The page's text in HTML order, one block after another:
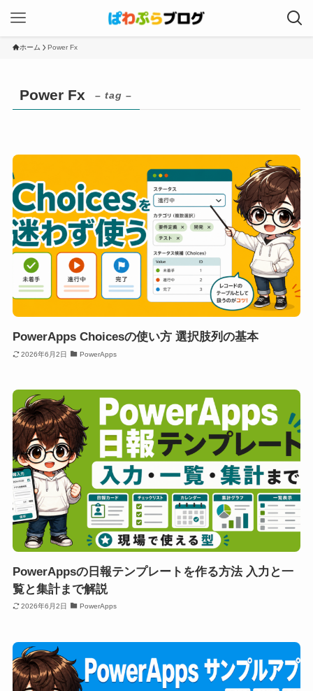
ホーム Power Fx
Power Fx – tag –
PowerApps Choicesの使い方 選択肢列の基本
2026年6月2日 PowerApps
PowerAppsの日報テンプレートを作る方法 入力と一
覧と集計まで解説
2026年6月2日 PowerApps